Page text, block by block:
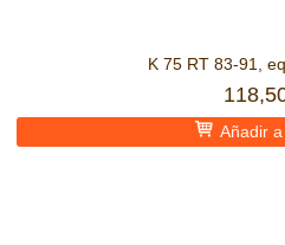
K 75 RT 83-91,
Añadir